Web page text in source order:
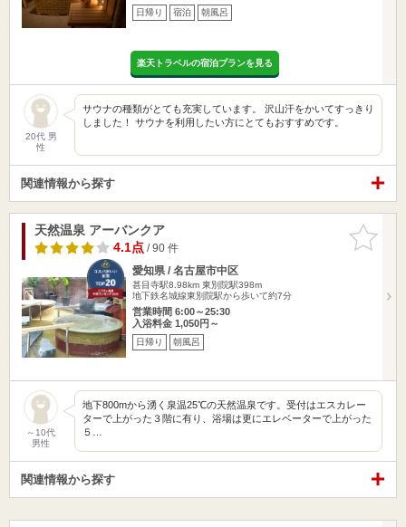
日帰り 宿泊 朝風呂
楽天トラベルの宿泊プランを見る
20代 男
性
サウナの種類がとても充実しています。 沢山汗をかいてすっきり
しました！ サウナを利用したい方にとてもおすすめです。
関連情報から探す
お気に入
りに追加
天然温泉 アーバンクア
4.1点/ 90 件
愛知県 / 名古屋市中区
甚目寺駅8.98km 東別院駅398m
地下鉄名城線東別院駅から歩いて約7分
営業時間 6:00～25:30
入浴料金 1,050円～
日帰り 朝風呂
～10代
男性
地下800mから湧く泉温25℃の天然温泉です。受付はエスカレー
ターで上がった３階に有り、浴場は更にエレベーターで上がった
５…
関連情報から探す